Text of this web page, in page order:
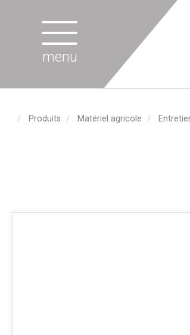
menu
Produits Matériel agricole